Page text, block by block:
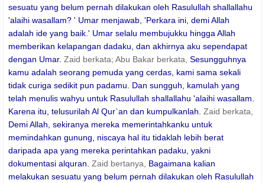
sesuatu yang belum pernah dilakukan oleh Rasulullah shallallahu
'alaihi wasallam? ' Umar menjawab, 'Perkara ini, demi Allah
adalah ide yang baik.' Umar selalu membujukku hingga Allah
memberikan kelapangan dadaku, dan akhirnya aku sependapat
dengan Umar. Zaid berkata; Abu Bakar berkata, Sesungguhnya
kamu adalah seorang pemuda yang cerdas, kami sama sekali
tidak curiga sedikit pun padamu. Dan sungguh, kamulah yang
telah menulis wahyu untuk Rasulullah shallallahu 'alaihi wasallam.
Karena itu, telusurilah Al Qur`an dan kumpulkanlah. Zaid berkata,
Demi Allah, sekiranya mereka memerintahkanku untuk
memindahkan gunung, niscaya hal itu tidaklah lebih berat
daripada apa yang mereka perintahkan padaku, yakni
dokumentasi alquran. Zaid bertanya, Bagaimana kalian
melakukan sesuatu yang belum pernah dilakukan oleh Rasulullah